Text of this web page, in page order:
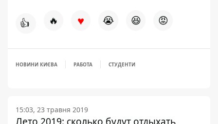
👍 🔥 ♥ 😭 😆 😡
НОВИНИ КИЄВА РАБОТА СТУДЕНТИ
15:03, 23 травня 2019
Лето 2019: сколько будут отдыхать